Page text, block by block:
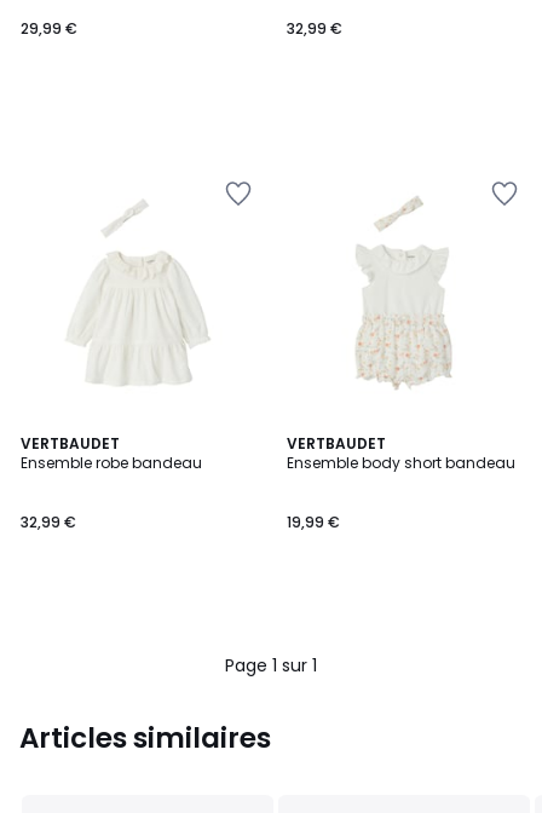
29,99 €
32,99 €
VERTBAUDET
Ensemble robe bandeau
32,99 €
VERTBAUDET
Ensemble body short bandeau
19,99 €
Page 1 sur 1
Articles similaires